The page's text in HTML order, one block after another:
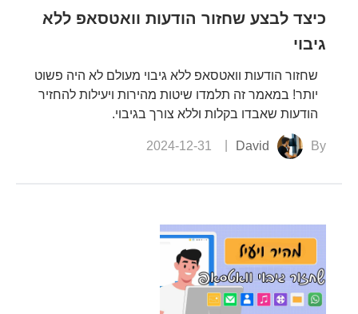
כיצד לבצע שחזור הודעות וואטסאפ ללא
גיבוי
שחזור הודעות וואטסאפ ללא גיבוי מעולם לא היה פשוט
יותר! במאמר זה תלמדו שיטות מהירות ויעילות להחזיר
הודעות שאבדו בקלות וללא צורך בגיבוי.
By
David
2024-12-31